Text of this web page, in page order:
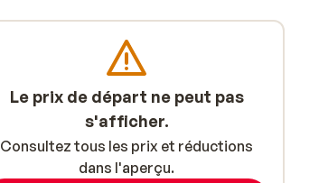
Le prix de départ ne peut pas
s'afficher.
Consultez tous les prix et réductions
dans l'aperçu.